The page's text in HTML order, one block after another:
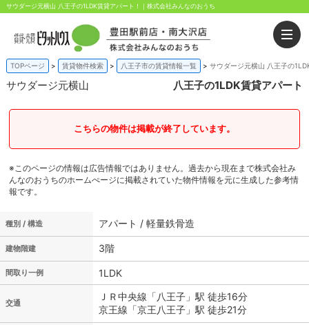
サウダージ元横山 八王子の1LDK賃貸アパート！｜株式会社みんなのおうち
TOPページ 賃貸物件検索 八王子市の賃貸情報一覧 サウダージ元横山 八王子の
サウダージ元横山 八王子の1LDK賃貸アパート
こちらの物件は掲載が終了しています。
※このページの情報は広告情報ではありません。過去から現在まで株式会社み
んなのおうちのホームぺージに掲載されていた物件情報を元に生成した参考情
報です。
種別 / 構造 アパート / 軽量鉄骨造
建物階建 3階
間取り一例 1LDK
交通
ＪＲ中央線「八王子」駅 徒歩16分
京王線「京王八王子」駅 徒歩21分